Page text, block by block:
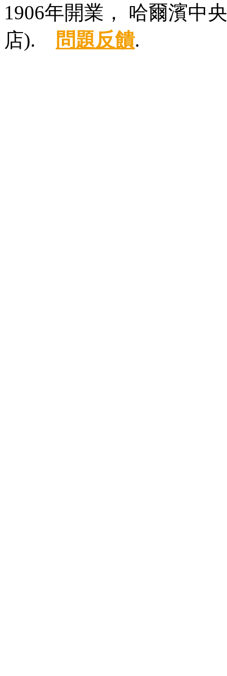
1906年開業， 哈爾濱中
店).
問題反饋.